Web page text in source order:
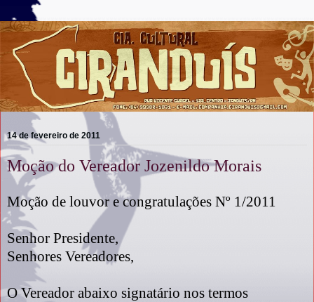
14 de fevereiro de 2011
Moção do Vereador Jozenildo Morais
Moção de louvor e congratulações Nº 1/2011
Senhor Presidente,
Senhores Vereadores,
O Vereador abaixo signatário nos termos